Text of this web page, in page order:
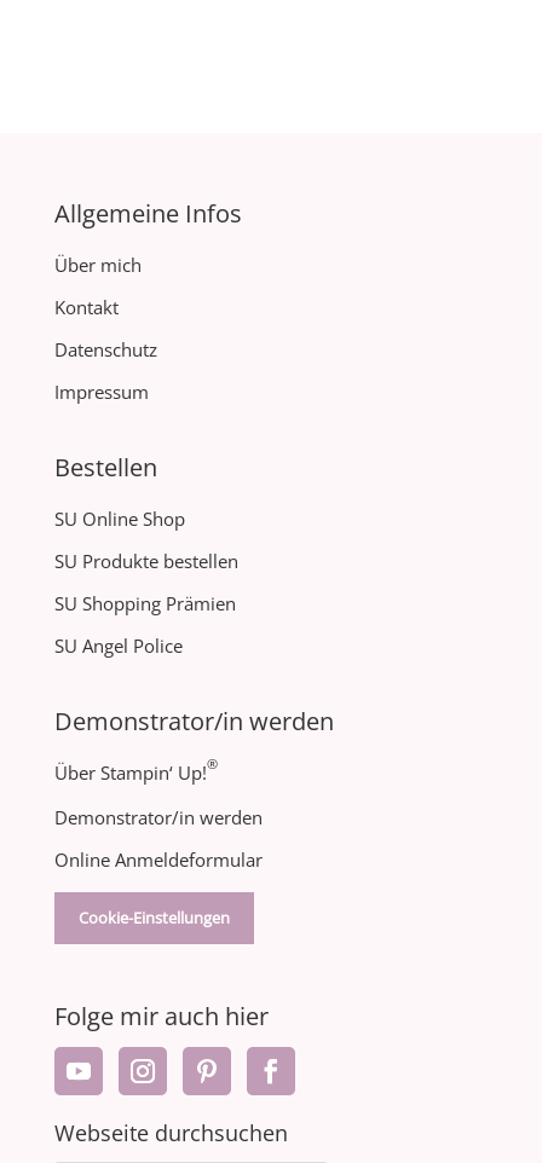
Allgemeine Infos
Über mich
Kontakt
Datenschutz
Impressum
Bestellen
SU Online Shop
SU Produkte bestellen
SU Shopping Prämien
SU Angel Police
Demonstrator/in werden
Über Stampin‘ Up!®
Demonstrator/in werden
Online Anmeldeformular
Cookie-Einstellungen
Folge mir auch hier
Webseite durchsuchen